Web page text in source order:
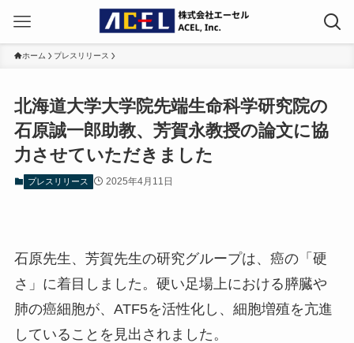
ホーム プレスリリース
北海道大学大学院先端生命科学研究院の
石原誠一郎助教、芳賀永教授の論文に協
力させていただきました
プレスリリース 2025年4月11日
石原先生、芳賀先生の研究グループは、癌の「硬
さ」に着目しました。硬い足場上における膵臓や
肺の癌細胞が、ATF5を活性化し、細胞増殖を亢進
していることを見出されました。